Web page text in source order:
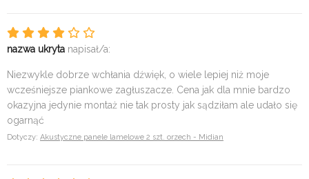
nazwa ukryta napisał/a:
Niezwykle dobrze wchłania dźwięk, o wiele lepiej niż moje
wcześniejsze piankowe zagłuszacze. Cena jak dla mnie bardzo
okazyjna jedynie montaż nie tak prosty jak sądziłam ale udało się
ogarnąć
Dotyczy: Akustyczne panele lamelowe 2 szt. orzech - Midian